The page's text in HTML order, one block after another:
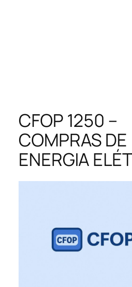
CFOP 1250 –
COMPRAS DE
ENERGIA